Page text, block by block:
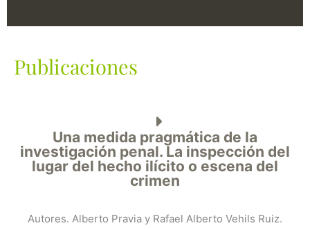
Publicaciones
Una medida pragmática de la
investigación penal. La inspección del
lugar del hecho ilícito o escena del
crimen
Autores. Alberto Pravia y Rafael Alberto Vehils Ruiz.